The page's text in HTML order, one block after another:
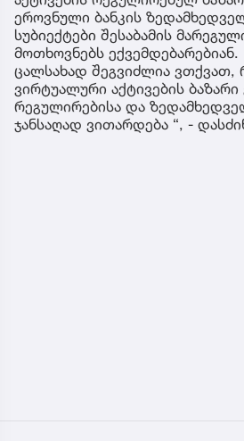
ეროვნული ბანკის
სუბიექტები შესაბამის
მოთხოვნებს ექვემდებარებიან.
ცალსახად შეგვიძლია
ვირტუალური აქტივების
რეგულირებისა და
ჯანსაღად ვითარდება “, -